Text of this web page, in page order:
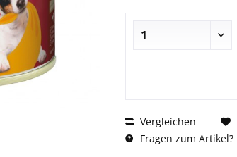
Vergleichen
Fragen zum Artikel?